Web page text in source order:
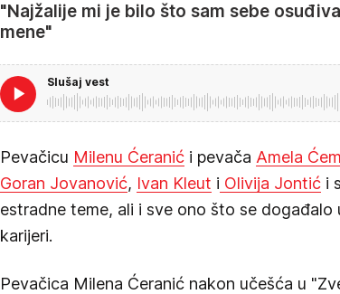
"Najžalije mi je bilo što sam sebe
mene"
Slušaj vest
Pevačicu Milenu Ćeranić i pevača Amela
Goran Jovanović, Ivan Kleut i Olivija Jontić i
estradne teme, ali i sve ono što se
karijeri.
Pevačica Milena Ćeranić nakon učešća u